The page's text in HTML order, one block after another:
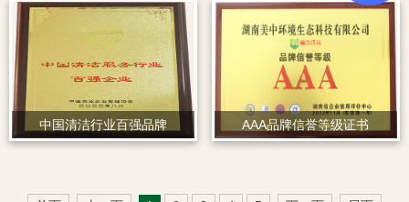
中国清洁行业百强品牌 AAA品牌信誉等级证书